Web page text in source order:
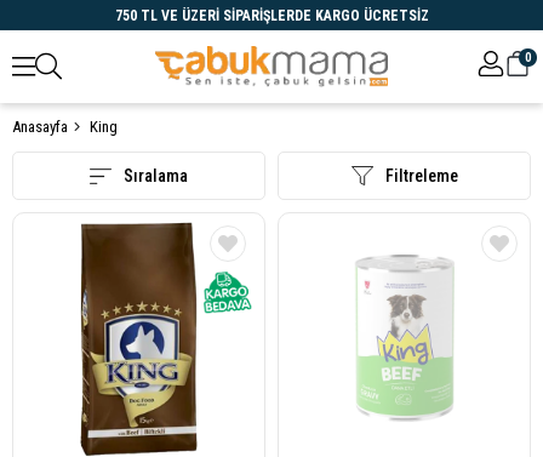
750 TL VE ÜZERİ SİPARİŞLERDE KARGO ÜCRETSİZ
0
Anasayfa King
Filtreleme
Sıralama